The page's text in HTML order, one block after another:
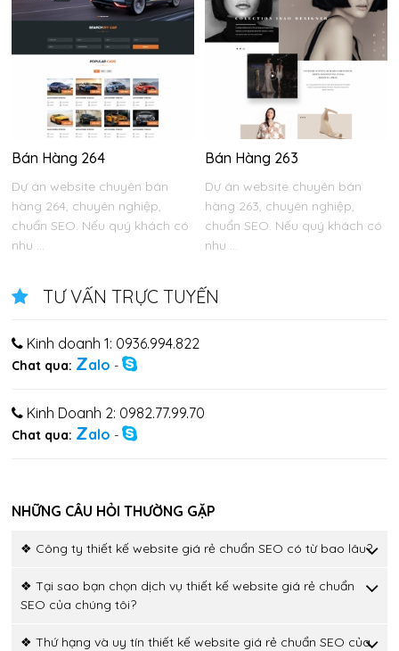
Bán Hàng 264
Dự án website chuyên bán
hàng 264, chuyên nghiệp,
chuẩn SEO. Nếu quý khách có
nhu ...
Bán Hàng 263
Dự án website chuyên bán
hàng 263, chuyên nghiệp,
chuẩn SEO. Nếu quý khách có
nhu ...
TƯ VẤN TRỰC TUYẾN
Kinh doanh 1: 0936.994.822
Chat qua: Zalo -
Kinh Doanh 2: 0982.77.99.70
Chat qua: Zalo -
NHỮNG CÂU HỎI THƯỜNG GẶP
❖ Công ty thiết kế website giá rẻ chuẩn SEO có từ bao lâu?
❖ Tại sao bạn chọn dịch vụ thiết kế website giá rẻ chuẩn
SEO của chúng tôi?
❖ Thứ hạng và uy tín thiết kế website giá rẻ chuẩn SEO của